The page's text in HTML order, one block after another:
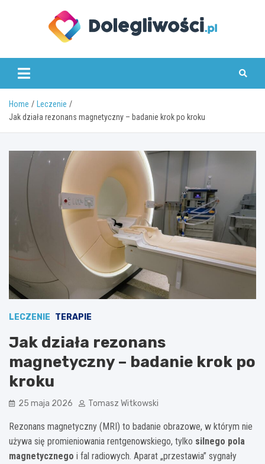
dolegliwosci.pl
Home
Leczenie
Jak działa rezonans magnetyczny – badanie krok po kroku
LECZENIE TERAPIE
Jak działa rezonans
magnetyczny – badanie krok po
kroku
25 maja 2026 Tomasz Witkowski
Rezonans magnetyczny (MRI) to badanie obrazowe, w którym nie
używa się promieniowania rentgenowskiego, tylko silnego pola
magnetycznego i fal radiowych. Aparat „przestawia” sygnały